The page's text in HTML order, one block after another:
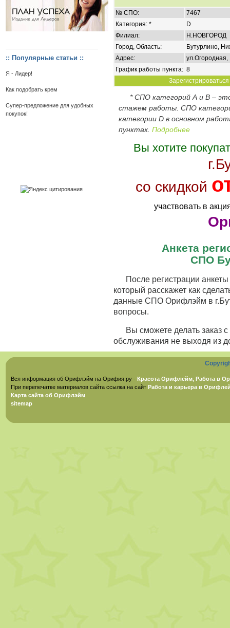
:: Популярные статьи ::
Я - Лидер!
Как подобрать крем
Супер-предложение для удобных
покупок!
№ СПО:
7467
Категория: *
D
Филиал:
Н.НОВГОРОД
Город, Область:
Бутурлино,
Адрес:
ул.Огородная,
График работы пункта: 8
* СПО категорий А и В –
стажем работы. СПО
категории D в основном
пунктах. Подробнее
Вы хотите
со скидкой
участвовать в
Анкета
СПО
После регистрации
который расскажет как
данные СПО Орифлэйм в
вопросы.
Вы сможете делать заказ
обслуживания не выходя из
Вся информация об Орифлэйм на Орифия.ру - Красота Орифлейм, Работа в
При перепечатке материалов сайта ссылка на сайт Работа и карьера в
Карта сайта об Орифлэйм
sitemap